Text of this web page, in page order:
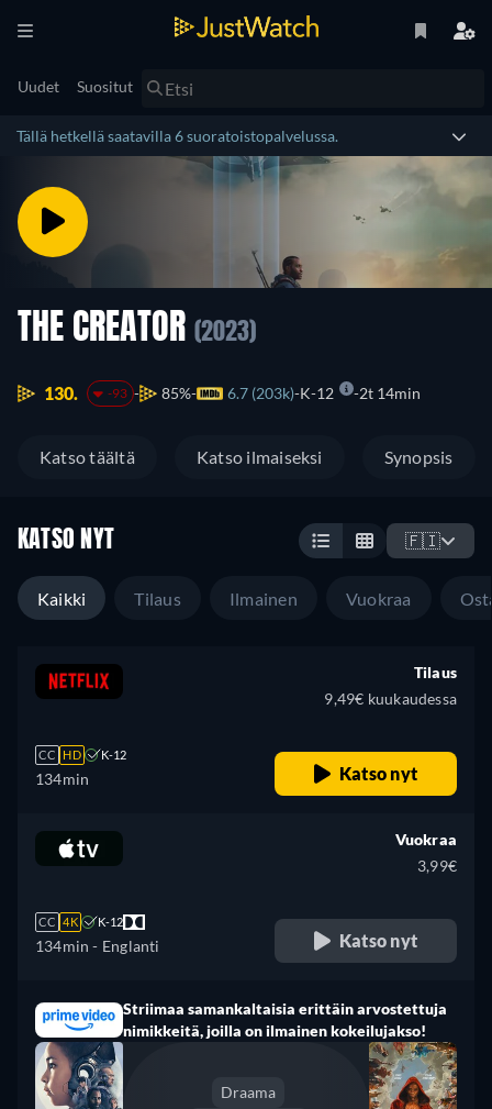
Uudet Suositut
Tällä hetkellä saatavilla 6 suoratoistopalvelussa.
THE CREATOR (2023)
130. -93 85% 6.7 (203k) K-12 2t 14min
Katso täältä Katso ilmaiseksi Synopsis
KATSO NYT 🇫🇮
Kaikki Tilaus Ilmainen Vuokraa
CC HD K-12
134min
Tilaus
9,49€ kuukaudessa
Katso nyt
CC 4K K-12
134min - Englanti
Vuokraa
3,99€
Katso nyt
Striimaa samankaltaisia erittäin arvostettuja
nimikkeitä, joilla on ilmainen kokeilujakso!
Draama